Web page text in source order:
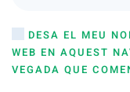
DESA EL MEU
WEB EN AQUEST
VEGADA QUE